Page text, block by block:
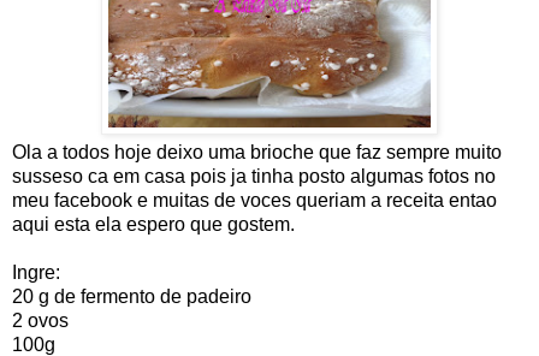
Ola a todos hoje deixo uma brioche que faz sempre muito
susseso ca em casa pois ja tinha posto algumas fotos no
meu facebook e muitas de voces queriam a receita entao
aqui esta ela espero que gostem.
Ingre:
20 g de fermento de padeiro
2 ovos
100g